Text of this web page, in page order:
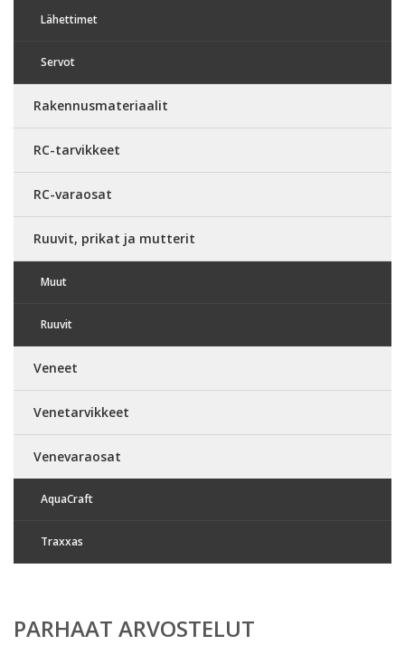
Lähettimet
Servot
Rakennusmateriaalit
RC-tarvikkeet
RC-varaosat
Ruuvit, prikat ja mutterit
Muut
Ruuvit
Veneet
Venetarvikkeet
Venevaraosat
AquaCraft
Traxxas
PARHAAT ARVOSTELUT